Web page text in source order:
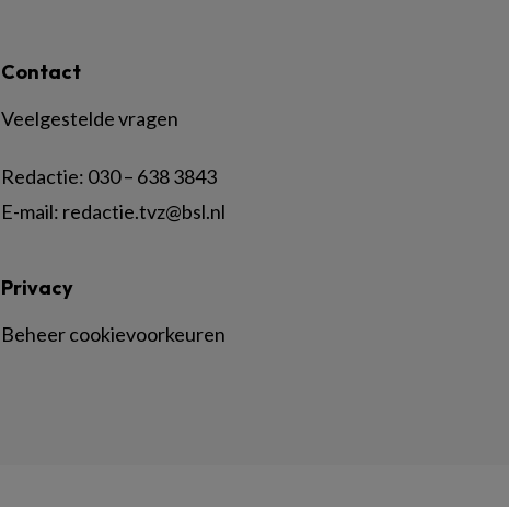
Contact
Veelgestelde vragen
Redactie: 030 – 638 3843
E-mail: redactie.tvz@bsl.nl
Privacy
Beheer cookievoorkeuren